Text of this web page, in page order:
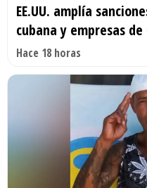
EE.UU. amplía
cubana y empresas de
Hace 18 horas